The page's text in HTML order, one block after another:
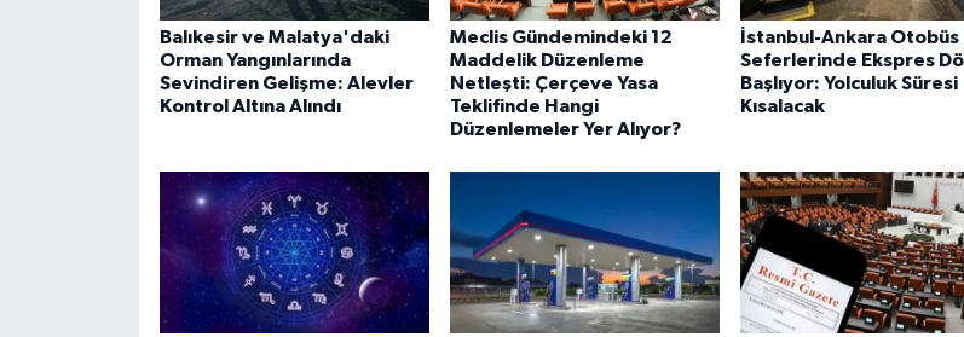
Balıkesir ve Malatya'daki
Orman Yangınlarında
Sevindiren Gelişme: Alevler
Kontrol Altına Alındı
Meclis Gündemindeki 12
Maddelik Düzenleme
Netleşti: Çerçeve Yasa
Teklifinde Hangi
Düzenlemeler Yer Alıyor?
İstanbul-Ankara Otobüs
Seferlerinde Ekspres
Başlıyor: Yolculuk Süresi
Kısalacak